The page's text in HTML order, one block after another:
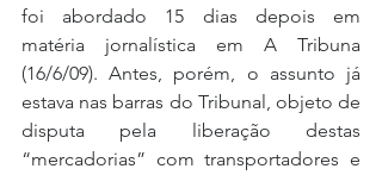
foi abordado 15 dias depois em
matéria jornalística em A Tribuna
(16/6/09). Antes, porém, o assunto já
estava nas barras do Tribunal, objeto de
disputa pela liberação destas
“mercadorias” com transportadores e